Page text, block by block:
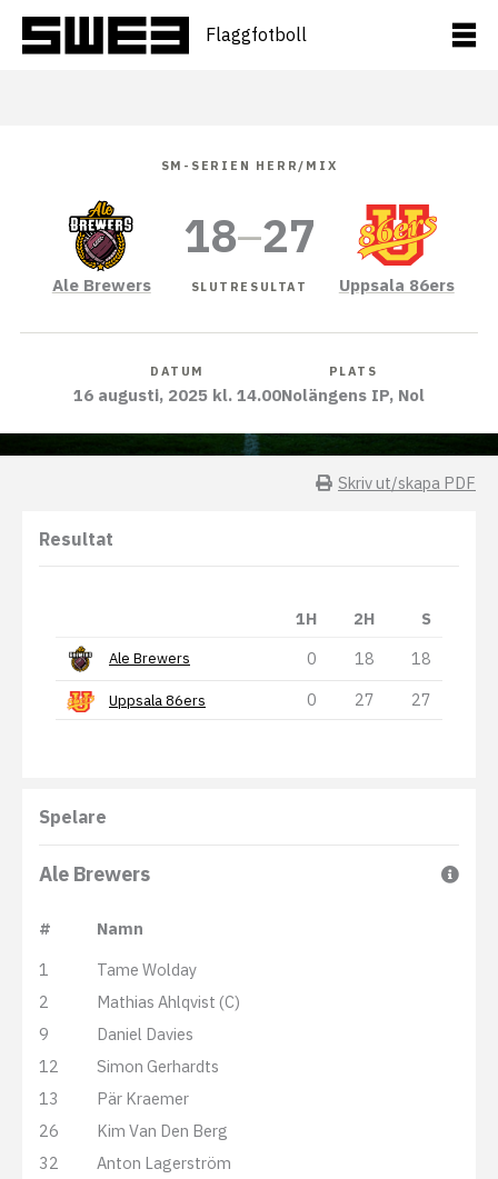
innehåll
Flaggfotboll
SM-SERIEN HERR/MIX
Ale Brewers
18–27
SLUTRESULTAT Uppsala 86ers
DATUM
16 augusti, 2025 kl. 14.00
PLATS
Nolängens IP, Nol
Skriv ut/skapa PDF
Resultat
1H 2H S
Ale Brewers 0 18 18
Uppsala 86ers 0 27 27
Spelare
Ale Brewers
#
Namn
1
Tame Wolday
2
Mathias Ahlqvist (C)
9
Daniel Davies
12
Simon Gerhardts
13
Pär Kraemer
26
Kim Van Den Berg
32
Anton Lagerström